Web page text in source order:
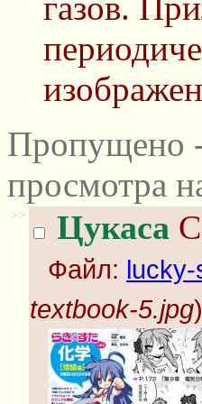
Пропущено
просмотра
>> Цукаса
Файл:
textbook-5.jpg)